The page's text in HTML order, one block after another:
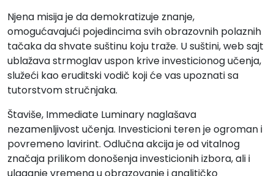
Njena misija je da demokratizuje znanje,
omogućavajući pojedincima svih obrazovnih polaznih
tačaka da shvate suštinu koju traže. U suštini, web sajt
ublažava strmoglav uspon krive investicionog učenja,
služeći kao eruditski vodič koji će vas upoznati sa
tutorstvom stručnjaka.
Štaviše, Immediate Luminary naglašava
nezamenljivost učenja. Investicioni teren je ogroman i
povremeno lavirint. Odlučna akcija je od vitalnog
značaja prilikom donošenja investicionih izbora, ali i